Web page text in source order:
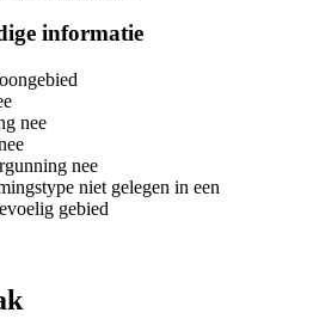
informatie
nee
nee
niet gelegen in een
gebied